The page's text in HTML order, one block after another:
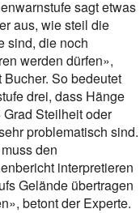
sagt etwas
aus, wie steil die
sind, die noch
werden dürfen»,
Bucher. So bedeutet
drei, dass Hänge
Grad Steilheit oder
problematisch sind.
den
interpretieren
Gelände übertragen
betont der Experte.